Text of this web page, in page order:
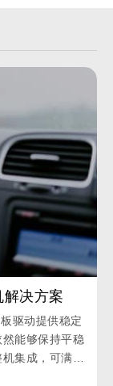
决方案
驱动提供稳定
能够保持平稳
集成，可满足